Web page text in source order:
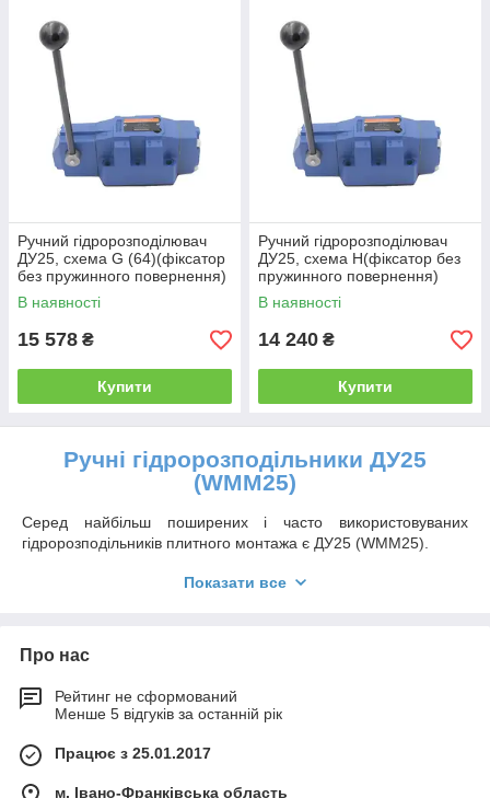
Ручний гідророзподілювач
ДУ25, схема G (64)(фіксатор
без пружинного повернення)
В наявності
15 578 ₴
Купити
Ручний гідророзподілювач
ДУ25, схема Н(фіксатор без
пружинного повернення)
В наявності
14 240 ₴
Купити
Ручні гідророзподільники ДУ25
(WMM25)
Серед найбільш поширених і часто використовуваних
гідророзподільників плитного монтажа є ДУ25 (WMM25).
плитного монтажу - це гідравлічний пристрій, який
системи обладнання, машини або інші пристрої. Він може
сільськогосподарській техніці, у промисловості ,
машинобуванні та інших галузях гідравліки. Деякі ручні
фіксувати певне положення ручки або важеля, щоб
забезпечити стабільну роботу гідравлічної системи без
Показати все
Про нас
Рейтинг не сформований
Менше 5 відгуків за останній рік
Працює з 25.01.2017
м. Івано-Франківська область